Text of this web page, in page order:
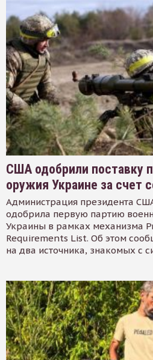
США одобрили поставку
оружия Украине за счет
Администрация президента
одобрила первую партию
Украины в рамках механизма
Requirements List. Об этом
на два источника, знакомых с